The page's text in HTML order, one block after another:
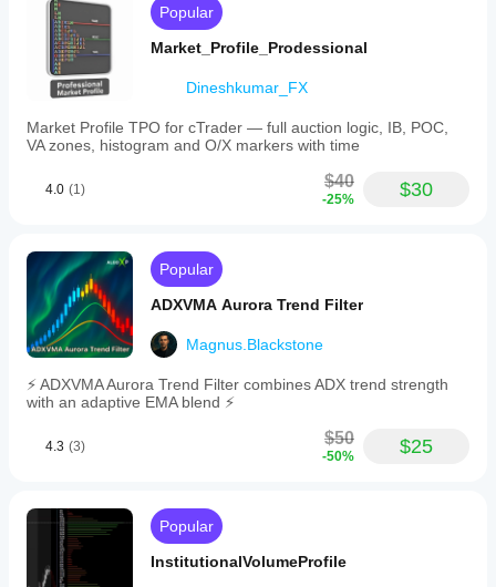
Popular
Market_Profile_Prodessional
Dineshkumar_FX
Market Profile TPO for cTrader — full auction logic, IB, POC,
VA zones, histogram and O/X markers with time
4.0 (1) $40
-25% $30
Popular
ADXVMA Aurora Trend Filter
Magnus.Blackstone
⚡ ADXVMA Aurora Trend Filter combines ADX trend strength
with an adaptive EMA blend ⚡
4.3 (3) $50
-50% $25
Popular
InstitutionalVolumeProfile